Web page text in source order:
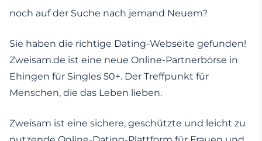
noch auf der Suche nach jemand Neuem?
Sie haben die richtige Dating-Webseite gefunden!
Zweisam.de ist eine neue Online-Partnerbörse in
Ehingen für Singles 50+. Der Treffpunkt für
Menschen, die das Leben lieben.
Zweisam ist eine sichere, geschützte und leicht zu